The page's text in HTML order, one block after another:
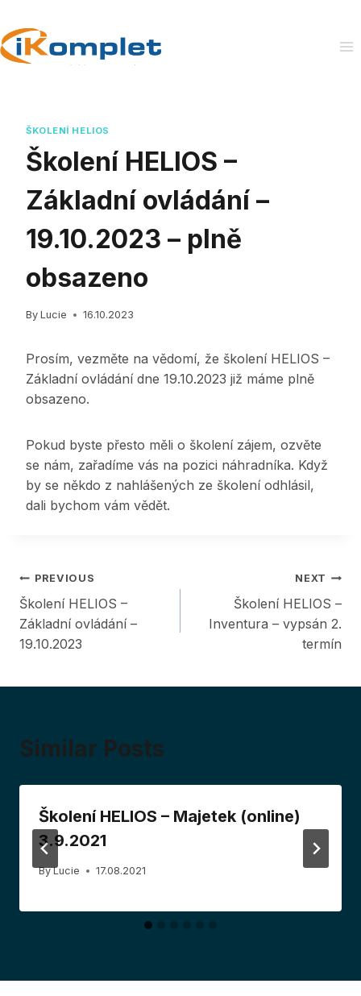
to
content
ŠKOLENÍ HELIOS
Školení HELIOS –
Základní ovládání –
19.10.2023 – plně
obsazeno
By Lucie 16.10.2023
Prosím, vezměte na vědomí, že školení HELIOS –
Základní ovládání dne 19.10.2023 již máme plně
obsazeno.
Pokud byste přesto měli o školení zájem, ozvěte
se nám, zařadíme vás na pozici náhradníka. Když
by se někdo z nahlášených ze školení odhlásil,
dali bychom vám vědět.
Post
navigation
PREVIOUS
Školení HELIOS –
Základní ovládání –
19.10.2023
NEXT
Školení HELIOS –
Inventura – vypsán 2.
termín
Similar Posts
Školení HELIOS – Majetek (online)
3.9.2021
By Lucie 17.08.2021